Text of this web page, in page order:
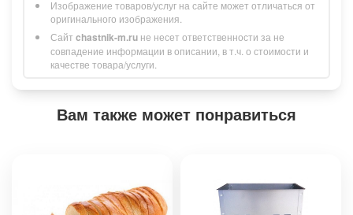
Изображение товаров/услуг на сайте может отличаться от
оригинального изображения.
Сайт chastnik-m.ru не несет ответственности за не
совпадение информации в описании, в т.ч. о стоимости и
качестве товара/услуги.
Вам также может понравиться